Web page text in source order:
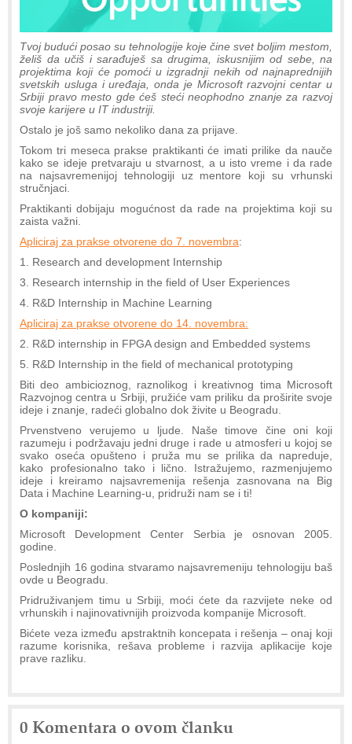
Tvoj budući posao su tehnologije koje čine svet boljim mestom,
želiš da učiš i sarađuješ sa drugima, iskusnijim od sebe, na
projektima koji će pomoći u izgradnji nekih od najnaprednijih
svetskih usluga i uređaja, onda je Microsoft razvojni centar u
Srbiji pravo mesto gde ćeš steći neophodno znanje za razvoj
svoje karijere u IT industriji.
Ostalo je još samo nekoliko dana za prijave.
Tokom tri meseca prakse praktikanti će imati prilike da nauče
kako se ideje pretvaraju u stvarnost, a u isto vreme i da rade
na najsavremenijoj tehnologiji uz mentore koji su vrhunski
stručnjaci.
Praktikanti dobijaju mogućnost da rade na projektima koji su
zaista važni.
Apliciraj za prakse otvorene do 7. novembra:
1. Research and development Internship
3. Research internship in the field of User Experiences
4. R&D Internship in Machine Learning
Apliciraj za prakse otvorene do 14. novembra:
2. R&D internship in FPGA design and Embedded systems
5. R&D Internship in the field of mechanical prototyping
Biti deo ambicioznog, raznolikog i kreativnog tima Microsoft
Razvojnog centra u Srbiji, pružiće vam priliku da proširite svoje
ideje i znanje, radeći globalno dok živite u Beogradu.
Prvenstveno verujemo u ljude. Naše timove čine oni koji
razumeju i podržavaju jedni druge i rade u atmosferi u kojoj se
svako oseća opušteno i pruža mu se prilika da napreduje,
kako profesionalno tako i lično. Istražujemo, razmenjujemo
ideje i kreiramo najsavremenija rešenja zasnovana na Big
Data i Machine Learning-u, pridruži nam se i ti!
O kompaniji:
Microsoft Development Center Serbia je osnovan 2005.
godine.
Poslednjih 16 godina stvaramo najsavremeniju tehnologiju baš
ovde u Beogradu.
Pridruživanjem timu u Srbiji, moći ćete da razvijete neke od
vrhunskih i najinovativnijih proizvoda kompanije Microsoft.
Bićete veza između apstraktnih koncepata i rešenja – onaj koji
razume korisnika, rešava probleme i razvija aplikacije koje
prave razliku.
0 Komentara o ovom članku